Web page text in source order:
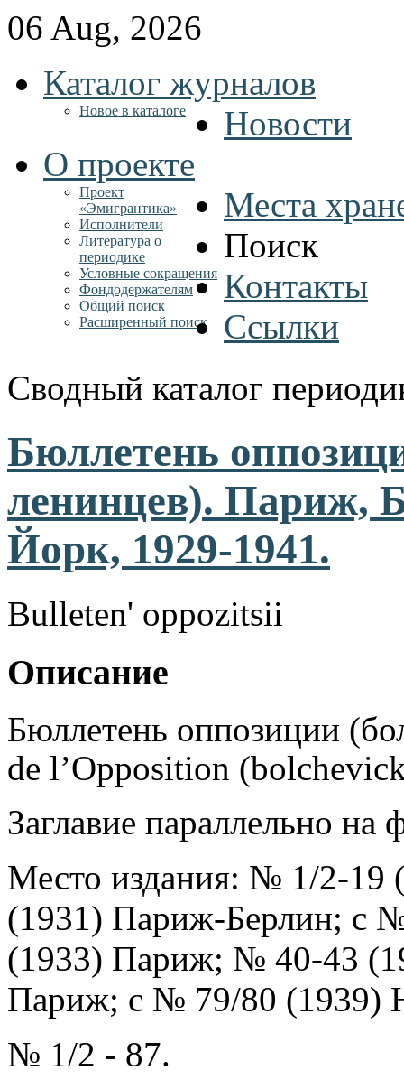
06 Aug, 2026
Каталог журналов
Новое в каталоге
Новости
О проекте
Проект
«Эмигрантика»
Исполнители
Литература о
периодике
Условные сокращения
Фондодержателям
Места
Поиск
Общий поиск
Расширенный поиск
Контакты
Ссылки
Сводный каталог
Бюллетень
ленинцев). Париж,
Йорк, 1929-1941.
Bulleten' oppozitsii
Описание
Бюллетень оппозиции
de l’Opposition
Заглавие параллельно на
Место издания: № 1/2-
(1931) Париж-Берлин; с
(1933) Париж; № 40-43
Париж; с № 79/80 (1939)
№ 1/2 - 87.